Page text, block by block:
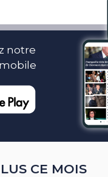
notre
CE MOIS